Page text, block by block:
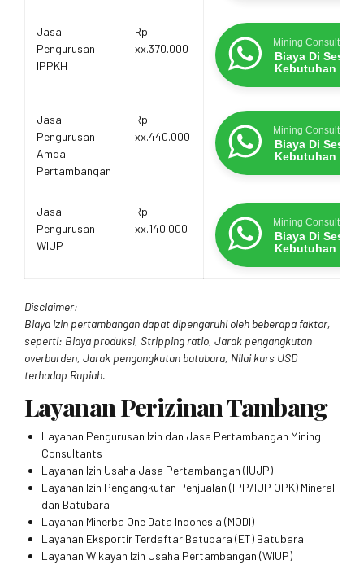
Jasa
Pengurusan
IPPKH
Rp.
xx.370.000
Mining Consultants
Biaya Di
Kebutuhan
Jasa
Pengurusan
Amdal
Pertambangan
Rp.
xx.440.000
Mining Consultants
Biaya Di
Kebutuhan
Jasa
Pengurusan
WIUP
Rp.
xx.140.000
Mining Consultants
Biaya Di
Kebutuhan
Disclaimer:
Biaya izin pertambangan dapat dipengaruhi oleh beberapa faktor,
seperti: Biaya produksi, Stripping ratio, Jarak pengangkutan
overburden, Jarak pengangkutan batubara, Nilai kurs USD
terhadap Rupiah.
Layanan Perizinan Tambang
Layanan Pengurusan Izin dan Jasa Pertambangan Mining
Consultants
Layanan Izin Usaha Jasa Pertambangan (IUJP)
Layanan Izin Pengangkutan Penjualan (IPP/IUP OPK) Mineral
dan Batubara
Layanan Minerba One Data Indonesia (MODI)
Layanan Eksportir Terdaftar Batubara (ET) Batubara
Layanan Wikayah Izin Usaha Pertambangan (WIUP)